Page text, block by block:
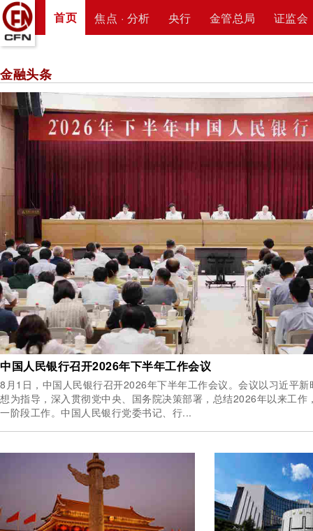
首页 焦点 · 分析 央行 金管总局 证监会
金融头条
中国人民银行召开2026年下半年工作会议
8月1日，中国人民银行召开2026年下半年工作会议。会议以习近平
想为指导，深入贯彻党中央、国务院决策部署，总结2026年以来工作
一阶段工作。中国人民银行党委书记、行...